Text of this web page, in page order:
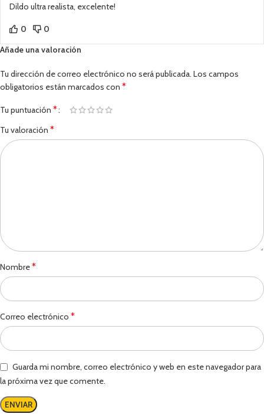
Dildo ultra realista, excelente!
0
0
Añade una valoración
Tu dirección de correo electrónico no será publicada. Los campos
obligatorios están marcados con *
Tu puntuación *
Tu valoración *
Nombre*
Correo electrónico *
Guarda mi nombre, correo electrónico y web en este navegador para
la próxima vez que comente.